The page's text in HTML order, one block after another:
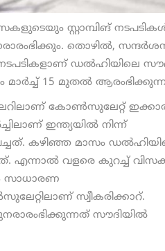
സ്റ്റാമ്പിങ്
തൊഴില്‍,
ഡല്‍ഹിയിലെ
15 മുതല്‍
കോണ്‍സുലേറ്റ്
ഇന്ത്യയില്‍ നിന്ന്
കഴിഞ്ഞ മാസം
എന്നാല്‍ വളരെ കുറച്ച്
സാധാരണ
സ്വീകരിക്കാറ്.
സൗദിയില്‍